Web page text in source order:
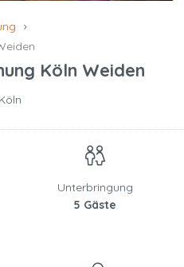
Köln Weiden
Unterbringung
5 Gäste